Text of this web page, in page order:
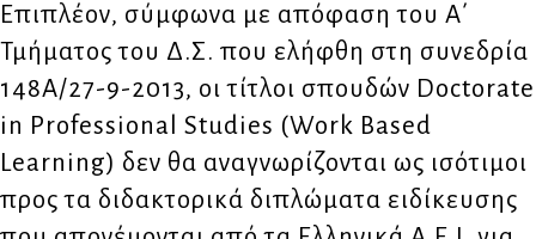
Επιπλέον, σύμφωνα με απόφαση του Α΄
Τμήματος του Δ.Σ. που ελήφθη στη συνεδρία
148Α/27-9-2013, οι τίτλοι σπουδών Doctorate
in Professional Studies (Work Based
Learning) δεν θα αναγνωρίζονται ως ισότιμοι
προς τα διδακτορικά διπλώματα ειδίκευσης